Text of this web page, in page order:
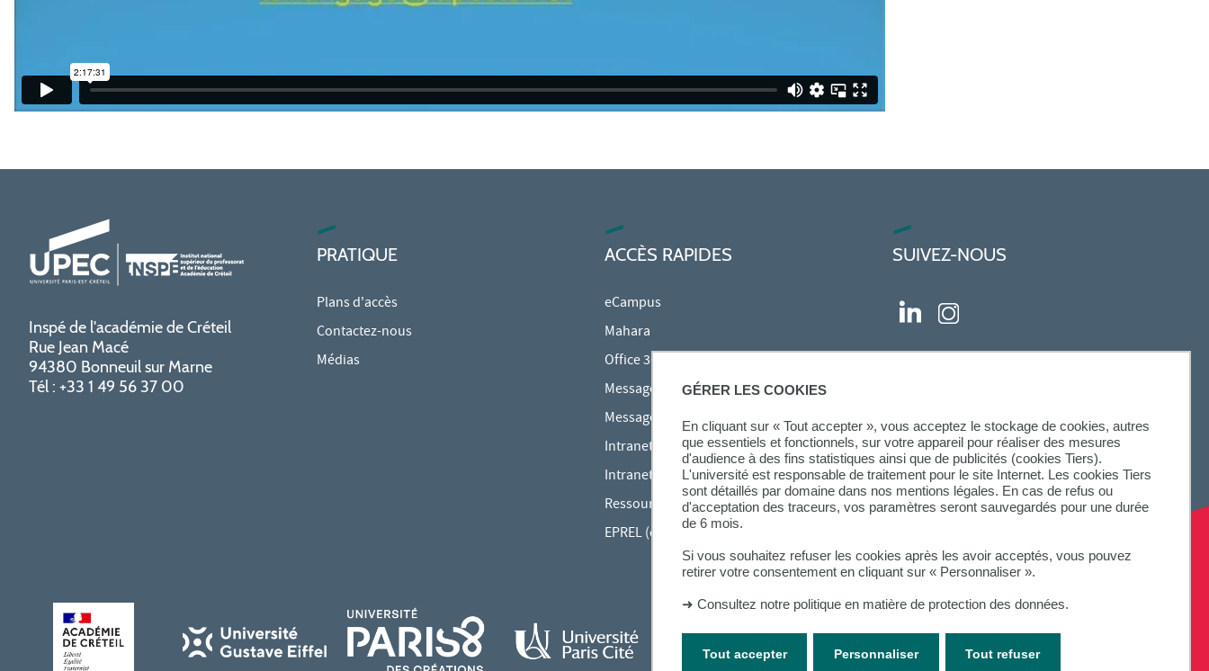
GÉRER LES COOKIES
En cliquant sur « Tout accepter », vous acceptez le stockage de cookies, autres
que essentiels et fonctionnels, sur votre appareil pour réaliser des mesures
d'audience à des fins statistiques ainsi que de publicités (cookies Tiers).
L'université est responsable de traitement pour le site Internet. Les cookies Tiers
sont détaillés par domaine dans nos mentions légales. En cas de refus ou
d'acceptation des traceurs, vos paramètres seront sauvegardés pour une durée
de 6 mois.
Si vous souhaitez refuser les cookies après les avoir acceptés, vous pouvez
retirer votre consentement en cliquant sur « Personnaliser ».
➜ Consultez notre politique en matière de protection des données.
Tout accepter Tout refuser
Personnaliser
Inspé de l'académie de Créteil
Rue Jean Macé
94380 Bonneuil sur Marne
Tél : +33 1 49 56 37 00
PRATIQUE
Plans d'accès
Contactez-nous
Médias
ACCÈS RAPIDES
eCampus
Mahara
Office 365
Messagerie des étudiants
Messagerie des personnels
Intranet Inspé
Intranet UPEC
Ressources audiovisuelles Inspé
EPREL (cours en ligne)
SUIVEZ-NOUS